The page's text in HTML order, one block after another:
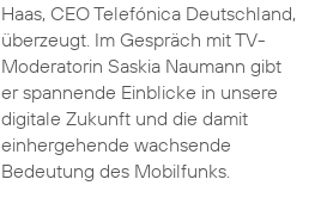
Haas, CEO Telefónica Deutschland,
überzeugt. Im Gespräch mit TV-
Moderatorin Saskia Naumann gibt
er spannende Einblicke in unsere
digitale Zukunft und die damit
einhergehende wachsende
Bedeutung des Mobilfunks.